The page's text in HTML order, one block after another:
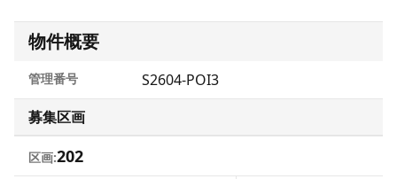
物件概要
管理番号
S2604-POI3
募集区画
区画:202